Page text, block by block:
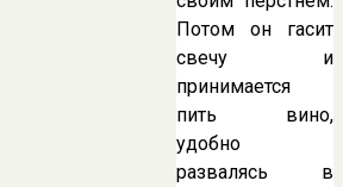
Потом он гасит
свечу и
принимается
пить вино,
удобно
развалясь в